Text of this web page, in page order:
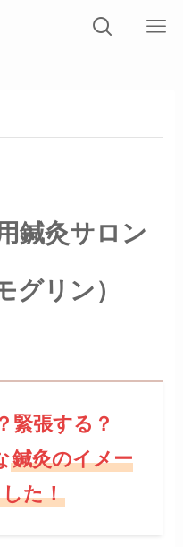
鍼灸サロン
グリン）
緊張する？
鍼灸のイメー
た！